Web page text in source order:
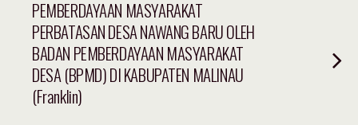
PEMBERDAYAAN MASYARAKAT
PERBATASAN DESA NAWANG BARU OLEH
BADAN PEMBERDAYAAN MASYARAKAT
DESA (BPMD) DI KABUPATEN MALINAU
(Franklin)